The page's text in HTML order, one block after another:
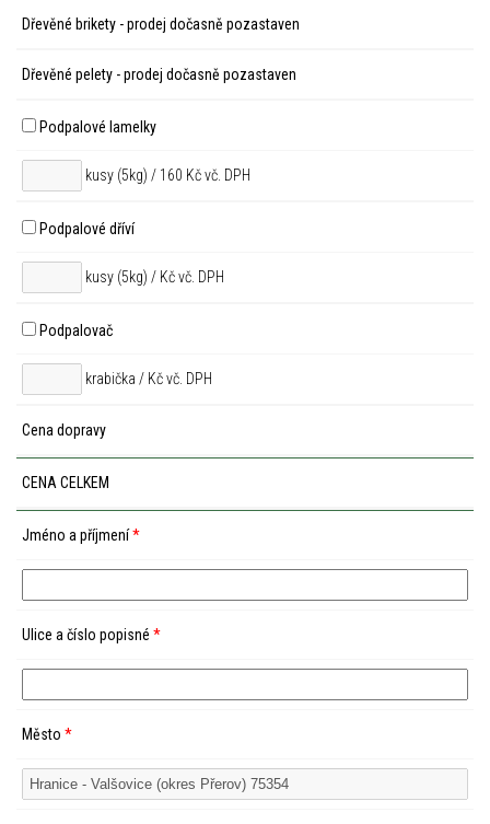
Dřevěné brikety - prodej dočasně pozastaven
Dřevěné pelety - prodej dočasně pozastaven
Podpalové lamelky
kusy (5kg) / 160 Kč vč. DPH
Podpalové dříví
kusy (5kg) / Kč vč. DPH
Podpalovač
krabička / Kč vč. DPH
Cena dopravy
CENA CELKEM
Jméno a příjmení*
Ulice a číslo popisné *
Město *